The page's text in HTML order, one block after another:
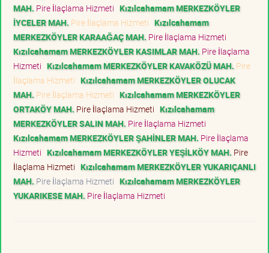
MAH. Pire İlaçlama Hizmeti Kızılcahamam MERKEZKÖYLER
İYCELER MAH. Pire İlaçlama Hizmeti Kızılcahamam
MERKEZKÖYLER KARAAĞAÇ MAH. Pire İlaçlama Hizmeti
Kızılcahamam MERKEZKÖYLER KASIMLAR MAH. Pire İlaçlama
Hizmeti Kızılcahamam MERKEZKÖYLER KAVAKÖZÜ MAH. Pire
İlaçlama Hizmeti Kızılcahamam MERKEZKÖYLER OLUCAK
MAH. Pire İlaçlama Hizmeti Kızılcahamam MERKEZKÖYLER
ORTAKÖY MAH. Pire İlaçlama Hizmeti Kızılcahamam
MERKEZKÖYLER SALIN MAH. Pire İlaçlama Hizmeti
Kızılcahamam MERKEZKÖYLER ŞAHİNLER MAH. Pire İlaçlama
Hizmeti Kızılcahamam MERKEZKÖYLER YEŞİLKÖY MAH. Pire
İlaçlama Hizmeti Kızılcahamam MERKEZKÖYLER YUKARIÇANLI
MAH. Pire İlaçlama Hizmeti Kızılcahamam MERKEZKÖYLER
YUKARIKESE MAH. Pire İlaçlama Hizmeti